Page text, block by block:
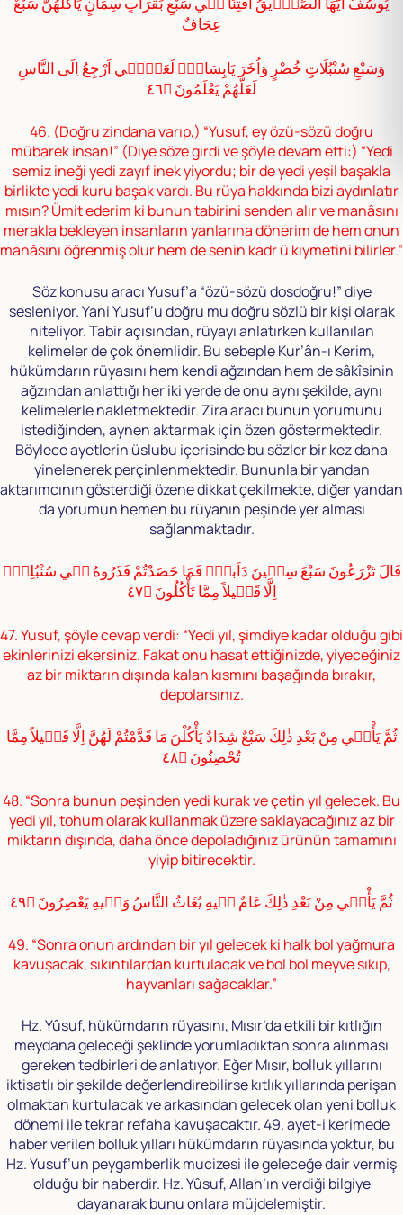
عِجَافٌ
وَسَبْعِ سُنْبُلَاتٍ خُضْرٍ وَاُخَرَ يَابِسَاتٍۙ لَعَلّٖٓي اَرْجِعُ اِلَى النَّاسِ
لَعَلَّهُمْ يَعْلَمُونَ ﴿٤٦
46. (Doğru zindana varıp,) “Yusuf, ey özü-sözü doğru
mübarek insan!” (Diye söze girdi ve şöyle devam etti:) “Yedi
semiz ineği yedi zayıf inek yiyordu; bir de yedi yeşil başakla
birlikte yedi kuru başak vardı. Bu rüya hakkında bizi aydınlatır
mısın? Ümit ederim ki bunun tabirini senden alır ve manâsını
merakla bekleyen insanların yanlarına dönerim de hem onun
manâsını öğrenmiş olur hem de senin kadr ü kıymetini bilirler.”
Söz konusu aracı Yusuf’a “özü-sözü dosdoğru!” diye
sesleniyor. Yani Yusuf’u doğru mu doğru sözlü bir kişi olarak
niteliyor. Tabir açısından, rüyayı anlatırken kullanılan
kelimeler de çok önemlidir. Bu sebeple Kur’ân-ı Kerim,
hükümdarın rüyasını hem kendi ağzından hem de sâkîsinin
ağzından anlattığı her iki yerde de onu aynı şekilde, aynı
kelimelerle nakletmektedir. Zira aracı bunun yorumunu
istediğinden, aynen aktarmak için özen göstermektedir.
Böylece ayetlerin üslubu içerisinde bu sözler bir kez daha
yinelenerek perçinlenmektedir. Bununla bir yandan
aktarımcının gösterdiği özene dikkat çekilmekte, diğer yandan
da yorumun hemen bu rüyanın peşinde yer alması
sağlanmaktadır.
قَالَ تَزْرَعُونَ سَبْعَ سِنٖينَ دَاَباًۚ فَمَا حَصَدْتُمْ فَذَرُوهُ فٖي سُنْبُلِهٖٓ
اِلَّا قَلٖيلاً مِمَّا تَأْكُلُونَ ﴿٤٧
47. Yusuf, şöyle cevap verdi: “Yedi yıl, şimdiye kadar olduğu gibi
ekinlerinizi ekersiniz. Fakat onu hasat ettiğinizde, yiyeceğiniz
az bir miktarın dışında kalan kısmını başağında bırakır,
depolarsınız.
ثُمَّ يَأْتٖي مِنْ بَعْدِ ذٰلِكَ سَبْعٌ شِدَادٌ يَأْكُلْنَ مَا قَدَّمْتُمْ لَهُنَّ اِلَّا قَلٖيلاً مِمَّا
تُحْصِنُونَ ﴿٤٨
48. “Sonra bunun peşinden yedi kurak ve çetin yıl gelecek. Bu
yedi yıl, tohum olarak kullanmak üzere saklayacağınız az bir
miktarın dışında, daha önce depoladığınız ürünün tamamını
yiyip bitirecektir.
ثُمَّ يَأْتٖي مِنْ بَعْدِ ذٰلِكَ عَامٌ فٖيهِ يُغَاثُ النَّاسُ وَفٖيهِ يَعْصِرُونَ ﴿٤٩
49. “Sonra onun ardından bir yıl gelecek ki halk bol yağmura
kavuşacak, sıkıntılardan kurtulacak ve bol bol meyve sıkıp,
hayvanları sağacaklar.”
Hz. Yûsuf, hükümdarın rüyasını, Mısır’da etkili bir kıtlığın
meydana geleceği şeklinde yorumladıktan sonra alınması
gereken tedbirleri de anlatıyor. Eğer Mısır, bolluk yıllarını
iktisatlı bir şekilde değerlendirebilirse kıtlık yıllarında perişan
olmaktan kurtulacak ve arkasından gelecek olan yeni bolluk
dönemi ile tekrar refaha kavuşacaktır. 49. ayet-i kerimede
haber verilen bolluk yılları hükümdarın rüyasında yoktur, bu
Hz. Yusuf’un peygamberlik mucizesi ile geleceğe dair vermiş
olduğu bir haberdir. Hz. Yûsuf, Allah’ın verdiği bilgiye
dayanarak bunu onlara müjdelemiştir.